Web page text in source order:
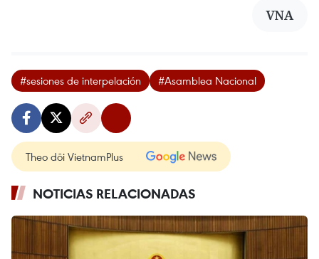
VNA
#sesiones de interpelación #Asamblea Nacional
Theo dõi VietnamPlus
NOTICIAS RELACIONADAS